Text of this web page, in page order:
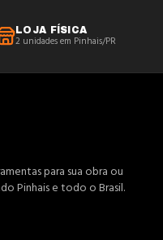
LOJA FÍSICA
2 unidades em Pinhais/PR
para sua obra ou
Pinhais e todo o Brasil.